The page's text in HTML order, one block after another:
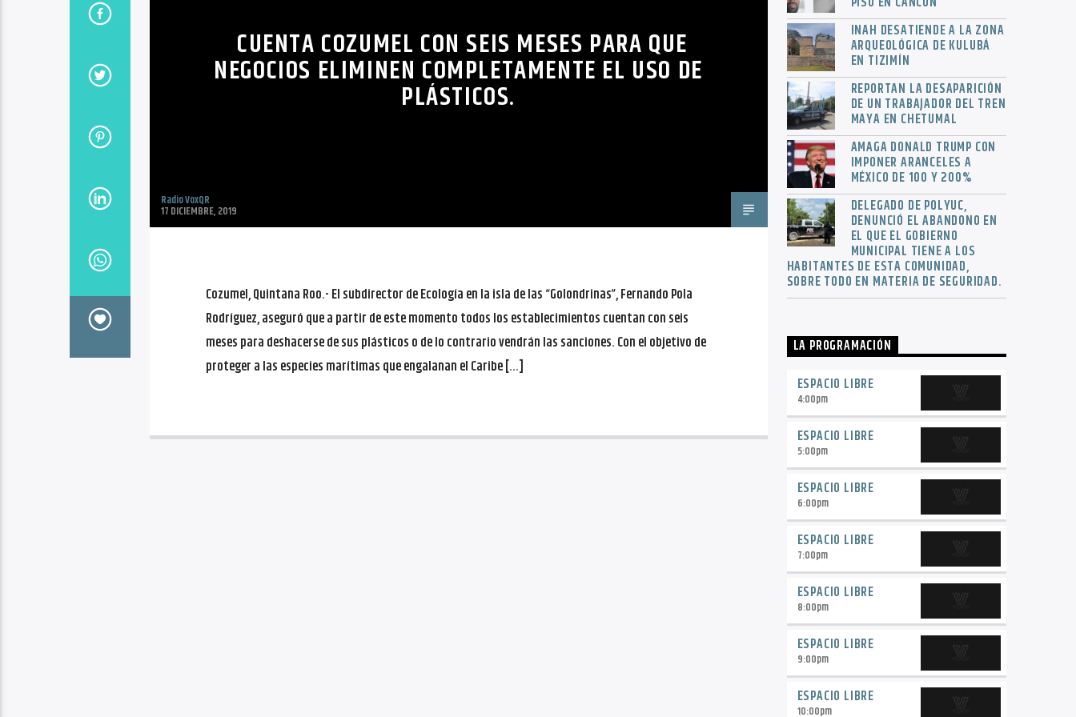
CUENTA COZUMEL CON SEIS MESES PARA QUE
NEGOCIOS ELIMINEN COMPLETAMENTE EL USO DE
PLÁSTICOS.
Radio VoxQR
17 DICIEMBRE, 2019
Cozumel, Quintana Roo.- El subdirector de Ecología en la isla de las “Golondrinas”, Fernando Pola
Rodríguez, aseguró que a partir de este momento todos los establecimientos cuentan con seis
meses para deshacerse de sus plásticos o de lo contrario vendrán las sanciones. Con el objetivo de
proteger a las especies marítimas que engalanan el Caribe […]
INAH DESATIENDE A LA ZONA
ARQUEOLÓGICA DE KULUBÁ
EN TIZIMÍN
REPORTAN LA DESAPARICIÓN
DE UN TRABAJADOR DEL TREN
MAYA EN CHETUMAL
AMAGA DONALD TRUMP CON
IMPONER ARANCELES A
MÉXICO DE 100 Y 200%
DELEGADO DE POLYUC,
DENUNCIÓ EL ABANDONO EN
EL QUE EL GOBIERNO
MUNICIPAL TIENE A LOS
HABITANTES DE ESTA COMUNIDAD,
SOBRE TODO EN MATERIA DE SEGURIDAD.
LA PROGRAMACIÓN
ESPACIO LIBRE
4:00pm
ESPACIO LIBRE
5:00pm
ESPACIO LIBRE
6:00pm
ESPACIO LIBRE
7:00pm
ESPACIO LIBRE
8:00pm
ESPACIO LIBRE
9:00pm
ESPACIO LIBRE
10:00pm